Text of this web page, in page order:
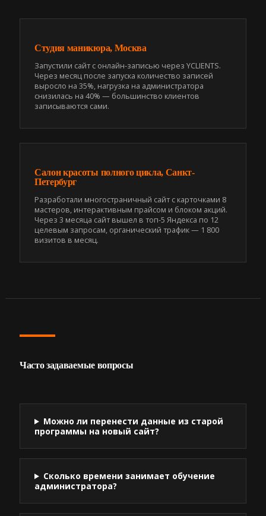
Студия маникюра, Москва
Запустили сайт с онлайн-записью через YCLIENTS.
Через месяц после запуска количество записей
выросло на 35%, нагрузка на администратора
снизилась на 40% — большинство клиентов
записываются сами.
Салон красоты полного цикла, Санкт-
Петербург
Разработали многостраничный сайт с карточками 8
мастеров, интерактивным прайсом и блоком акций.
Через 3 месяца сайт вышел в топ-5 Яндекса по 12
целевым запросам, органический трафик — 1 800
визитов в месяц.
Часто задаваемые вопросы
Можно ли перенести данные из старой
программы на новый сайт?
Сколько времени занимает обучение
администратора?